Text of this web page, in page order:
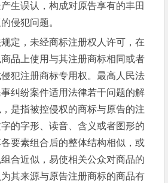
生误认，构成对原告享有的丰田
侵犯问题。
，未经商标注册权人许可，在
品上使用与其注册商标相同或者
犯注册商标专用权。最高人民法
纠纷案件适用法律若干问题的解
是指被控侵权的商标与原告的注
的字形、读音、含义或者图形的
要素组合后的整体结构相似，或
合近似，易使相关公众对商品的
其来源与原告注册商标的商品有